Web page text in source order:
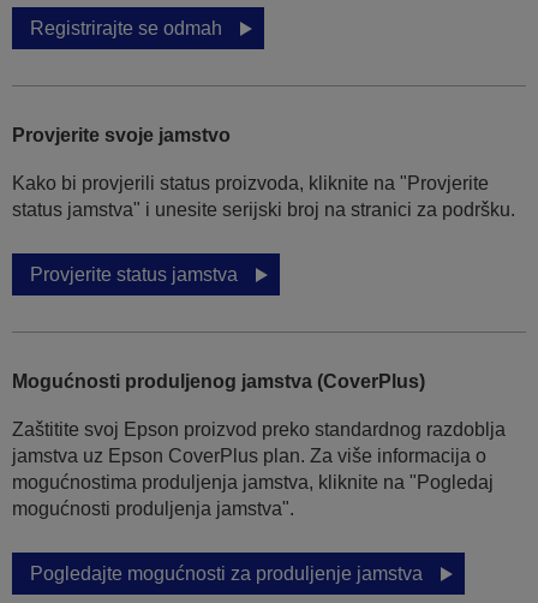
Registrirajte se odmah
Provjerite svoje jamstvo
Kako bi provjerili status proizvoda, kliknite na "Provjerite
status jamstva" i unesite serijski broj na stranici za podršku.
Provjerite status jamstva
Mogućnosti produljenog jamstva (CoverPlus)
Zaštitite svoj Epson proizvod preko standardnog razdoblja
jamstva uz Epson CoverPlus plan. Za više informacija o
mogućnostima produljenja jamstva, kliknite na "Pogledaj
mogućnosti produljenja jamstva".
Pogledajte mogućnosti za produljenje jamstva